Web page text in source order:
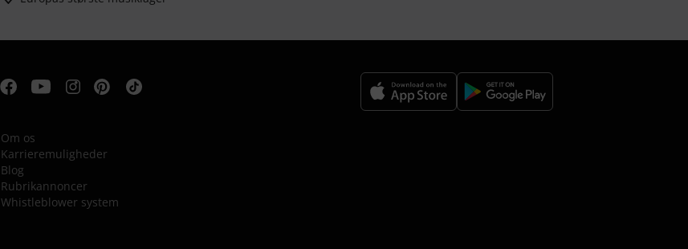
Om os
Karrieremuligheder
Blog
Rubrikannoncer
Whistleblower system